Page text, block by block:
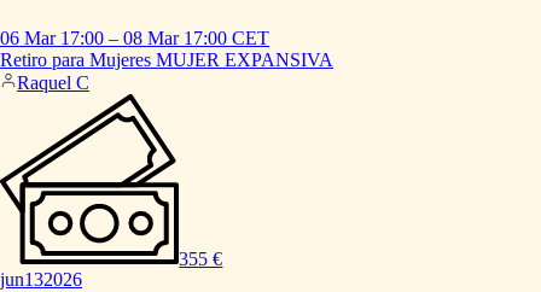
06 Mar 17:00 – 08 Mar 17:00 CET
Retiro para Mujeres MUJER EXPANSIVA
Raquel C
355 €
jun132026